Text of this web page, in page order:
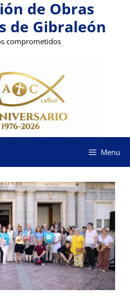
de Obras
de Gibraleón
comprometidos
Menu